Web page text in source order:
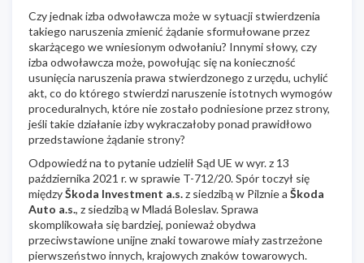
Czy jednak izba odwoławcza może w sytuacji stwierdzenia
takiego naruszenia zmienić żądanie sformułowane przez
skarżącego we wniesionym odwołaniu? Innymi słowy, czy
izba odwoławcza może, powołując się na konieczność
usunięcia naruszenia prawa stwierdzonego z urzędu, uchylić
akt, co do którego stwierdzi naruszenie istotnych wymogów
proceduralnych, które nie zostało podniesione przez strony,
jeśli takie działanie izby wykraczałoby ponad prawidłowo
przedstawione żądanie strony?
Odpowiedź na to pytanie udzielił Sąd UE w wyr. z 13
października 2021 r. w sprawie T-712/20. Spór toczył się
międzyŠkoda Investment a.s.z siedzibą w Pilznie a Škoda
Auto a.s., z siedzibą w Mladá Boleslav. Sprawa
skomplikowała się bardziej, ponieważ obydwa
przeciwstawione unijne znaki towarowe miały zastrzeżone
pierwszeństwo innych, krajowych znaków towarowych.